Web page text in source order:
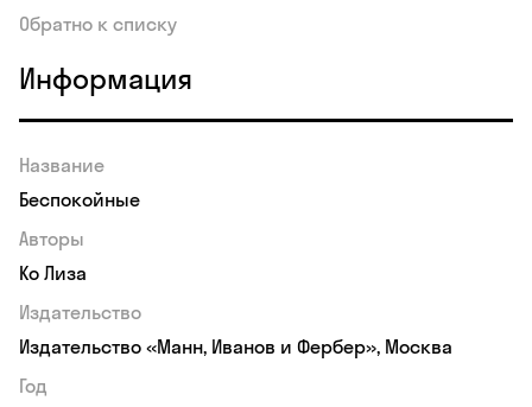
Обратно к списку
Информация
Название
Беспокойные
Авторы
Ко Лиза
Издательство
Издательство «Манн, Иванов и Фербер», Москва
Год